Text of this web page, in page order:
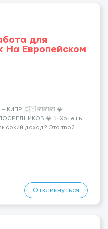
для
На Европейском
КИПР 🇨🇾 💶💶💶 💎
💎 ✨ Хочешь
доход? Это твой
— Стабильный поток
Откликнуться